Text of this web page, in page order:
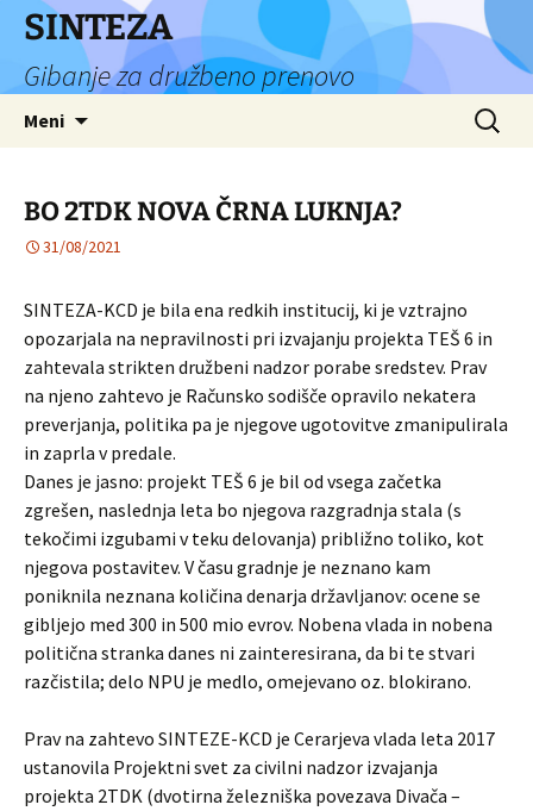
Preskoči
vsebino
SINTEZA
Gibanje za družbeno prenovo
Meni Išči:
BO 2TDK NOVA ČRNA LUKNJA?
31/08/2021
SINTEZA-KCD je bila ena redkih institucij, ki je vztrajno
opozarjala na nepravilnosti pri izvajanju projekta TEŠ 6 in
zahtevala strikten družbeni nadzor porabe sredstev. Prav
na njeno zahtevo je Računsko sodišče opravilo nekatera
preverjanja, politika pa je njegove ugotovitve zmanipulirala
in zaprla v predale.
Danes je jasno: projekt TEŠ 6 je bil od vsega začetka
zgrešen, naslednja leta bo njegova razgradnja stala (s
tekočimi izgubami v teku delovanja) približno toliko, kot
njegova postavitev. V času gradnje je neznano kam
poniknila neznana količina denarja državljanov: ocene se
gibljejo med 300 in 500 mio evrov. Nobena vlada in nobena
politična stranka danes ni zainteresirana, da bi te stvari
razčistila; delo NPU je medlo, omejevano oz. blokirano.
Prav na zahtevo SINTEZE-KCD je Cerarjeva vlada leta 2017
ustanovila Projektni svet za civilni nadzor izvajanja
projekta 2TDK (dvotirna železniška povezava Divača –